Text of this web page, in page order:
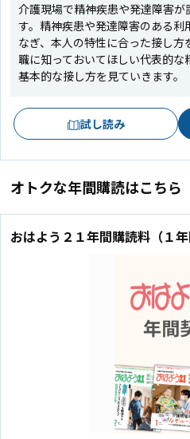
介護現場で精神疾患や発達障害が
す。精神疾患や発達障害のある
なぎ、本人の特性に合った接し
職に知っておいてほしい代表的な
基本的な接し方を見ていきます。
試し読み
オトクな年間購読はこちら
おはよう２１年間購読料（１年